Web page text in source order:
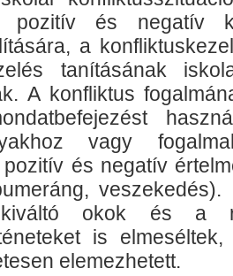
pozitív és negatív
a
tanításának
A konfliktus
vagy
és negatív
kiváltó okok és a
is
elemezhetett.